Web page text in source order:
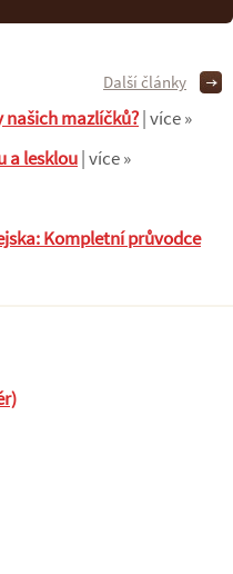
mazlíčků?| více »
a lesklou| více »
Kompletní průvodce
Další články